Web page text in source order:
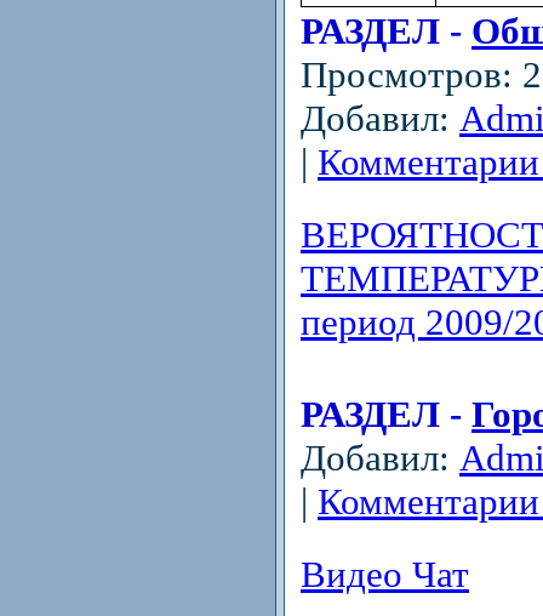
РАЗДЕЛ -
Просмотров:
Добавил:
|
период 2009/
РАЗДЕЛ -
Добавил:
|
Видео Чат